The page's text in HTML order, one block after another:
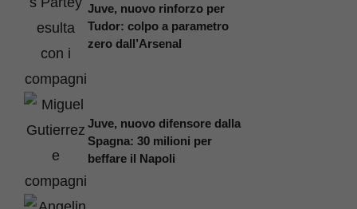
Juve, nuovo rinforzo per
Tudor: colpo a parametro
zero dall’Arsenal
Juve, nuovo difensore dalla
Spagna: 30 milioni per
beffare il Napoli